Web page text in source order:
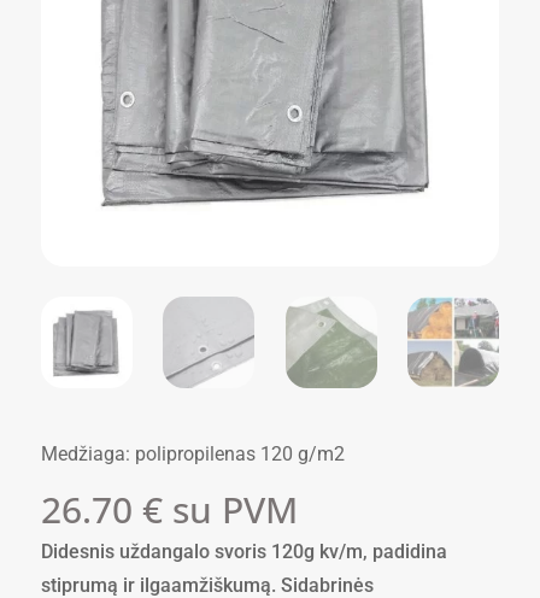
Medžiaga: polipropilenas 120 g/m2
26.70 € su PVM
Didesnis uždangalo svoris 120g kv/m, padidina
stiprumą ir ilgaamžiškumą. Sidabrinės